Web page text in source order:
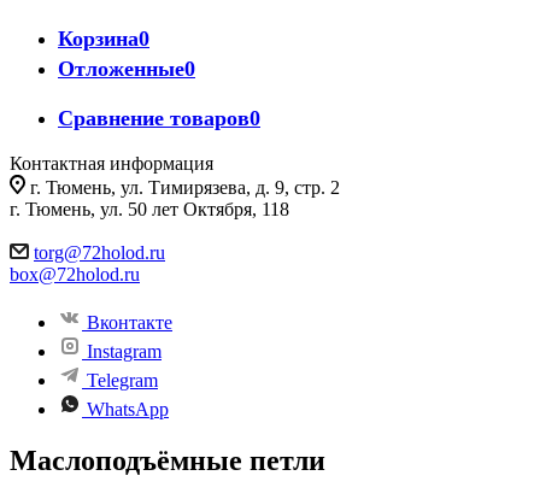
Корзина0
Отложенные0
Сравнение товаров0
Контактная информация
г. Тюмень, ул. Тимирязева, д. 9, стр. 2
г. Тюмень, ул. 50 лет Октября, 118
torg@72holod.ru
box@72holod.ru
Вконтакте
Instagram
Telegram
WhatsApp
Маслоподъёмные петли